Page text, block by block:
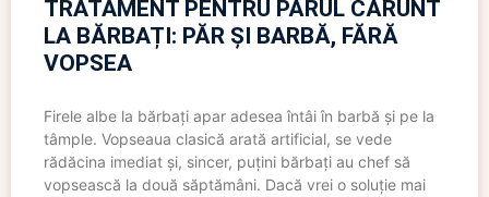
TRATAMENT PENTRU PĂRUL CĂRUNT
LA BĂRBAȚI: PĂR ȘI BARBĂ, FĂRĂ
VOPSEA
Firele albe la bărbați apar adesea întâi în barbă și pe la
tâmple. Vopseaua clasică arată artificial, se vede
rădăcina imediat și, sincer, puțini bărbați au chef să
vopsească la două săptămâni. Dacă vrei o soluție mai